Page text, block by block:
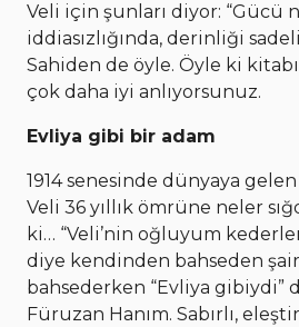
Veli için şunları diyor: “Gücü
iddiasızlığında, derinliği
Sahiden de öyle. Öyle ki
çok daha iyi anlıyorsunuz.
Evliya gibi bir adam
1914 senesinde dünyaya
Veli 36 yıllık ömrüne neler
ki… “Veli’nin oğluyum
diye kendinden bahseden
bahsederken “Evliya gibiydi”
Füruzan Hanım. Sabırlı,